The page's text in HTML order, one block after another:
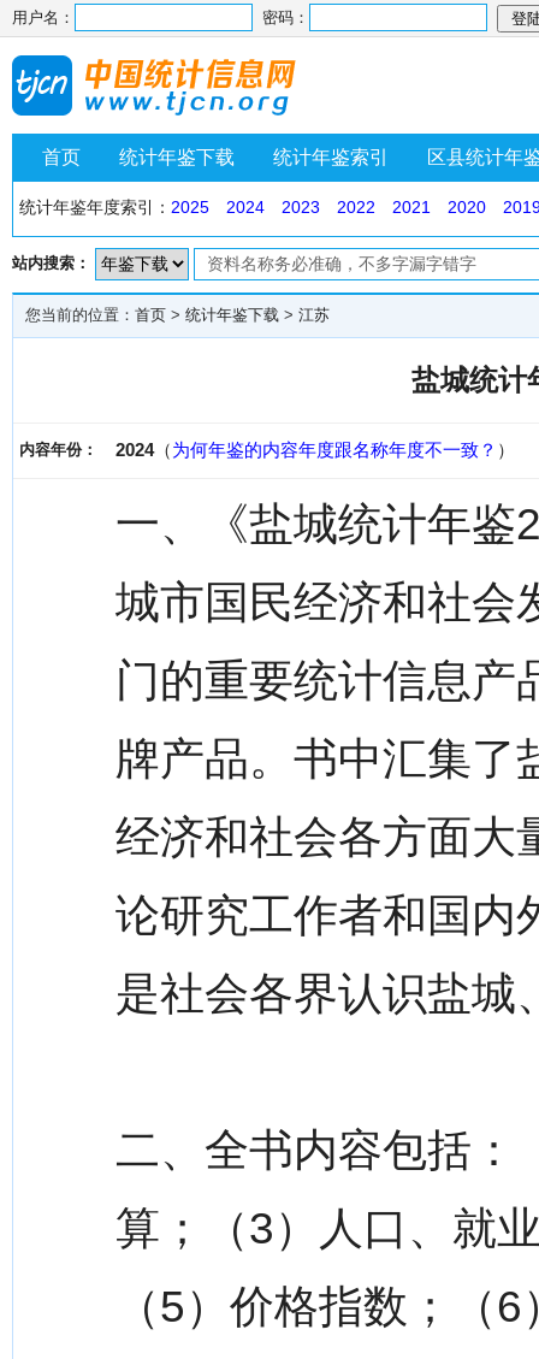
用户名： 密码：
首页 统计年鉴下载 统计年鉴索引 区县统计年
统计年鉴年度索引： 2025 2024 2023 2022 2021 2020
站内搜索：
您当前的位置： 首页 > 统计年鉴下载 > 江苏
盐城统计
内容年份： 2024（为何年鉴的内容年度跟名称年度不一致？ ）
一、《盐城统计年鉴
城市国民经济和社会
门的重要统计信息产
牌产品。书中汇集了
经济和社会各方面大
论研究工作者和国内
是社会各界认识盐城
二、全书内容包括：
算；（3）人口、就
（5）价格指数；（